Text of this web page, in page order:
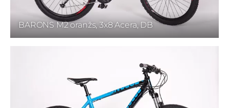
BARONS M2 oranžs, 3x8 Acera, DB